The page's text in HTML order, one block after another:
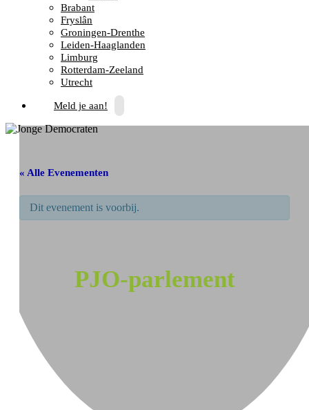
Brabant
Fryslân
Groningen-Drenthe
Leiden-Haaglanden
Limburg
Rotterdam-Zeeland
Utrecht
Meld je aan!
« Alle Evenementen
Dit evenement is voorbij.
PJO-parlement